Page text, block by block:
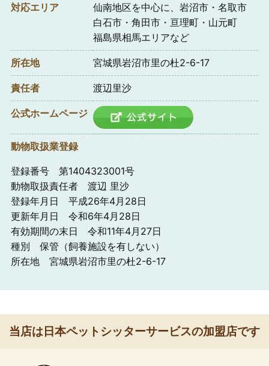
対応エリア
仙南地区を中心に、岩沼市・名取市
白石市・角田市・亘理町・山元町
福島県相馬エリアなど
所在地 宮城県岩沼市里の杜2-6-17
責任者 渡辺里沙
公式ホームページ
動物取扱業登録
登録番号 第1404323001号
動物取扱責任者 渡辺 里沙
登録年月日 平成26年4月28日
更新年月日 令和6年4月28日
有効期間の末日 令和11年4月27日
種別 保管（飼養施設を有しない）
所在地 宮城県岩沼市里の杜2-6-17
当店は日本ペットシッターサービスの加盟店です